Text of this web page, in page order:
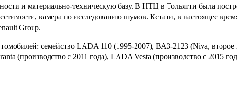
и материально-техническую базу. В НТЦ в Тольятти была
камера по исследованию шумов. Кстати, в настоящее
Group.
семейство LADA 110 (1995-2007), ВАЗ-2123 (Niva, второе
(производство с 2011 года), LADA Vesta (производство с 2015